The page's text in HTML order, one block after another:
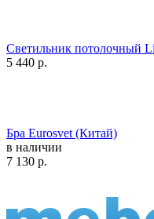
Светильник потолочный
5 440 р.
Бра Eurosvet (Китай)
в наличии
7 130 р.